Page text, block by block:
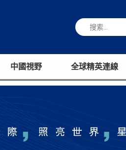
中國視野 全球精英連線